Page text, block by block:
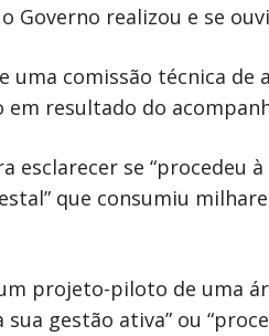
Governo realizou e se
uma comissão técnica
resultado do
esclarecer se “procedeu
que consumiu
projeto-piloto de uma
gestão ativa” ou